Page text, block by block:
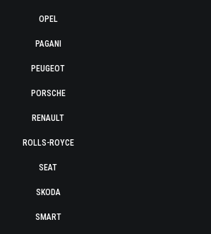
OPEL
PAGANI
PEUGEOT
PORSCHE
RENAULT
ROLLS-ROYCE
SEAT
SKODA
SMART